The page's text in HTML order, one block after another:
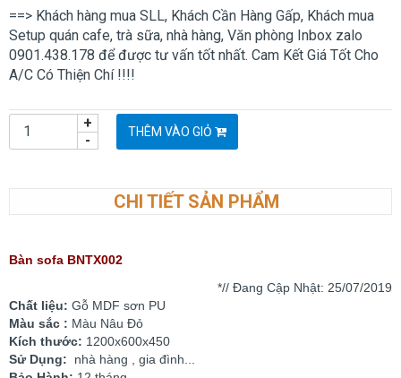
==> Khách hàng mua SLL, Khách Cần Hàng Gấp, Khách mua
Setup quán cafe, trà sữa, nhà hàng, Văn phòng Inbox zalo
0901.438.178 để được tư vấn tốt nhất. Cam Kết Giá Tốt Cho
A/C Có Thiện Chí !!!!
-
+ THÊM VÀO GIỎ
CHI TIẾT SẢN PHẨM
Bàn sofa BNTX002
*// Đang Cập Nhật: 25/07/2019
Chất liệu: Gỗ MDF sơn PU
Màu sắc : Màu Nâu Đỏ
Kích thước: 1200x600x450
Sử Dụng: nhà hàng , gia đình...